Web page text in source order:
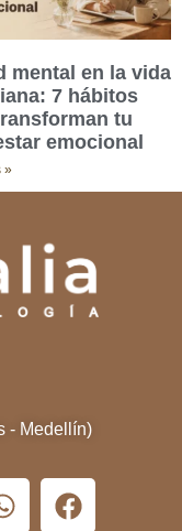
mental en la vida
7 hábitos
tu
emocional
»
- Medellín)